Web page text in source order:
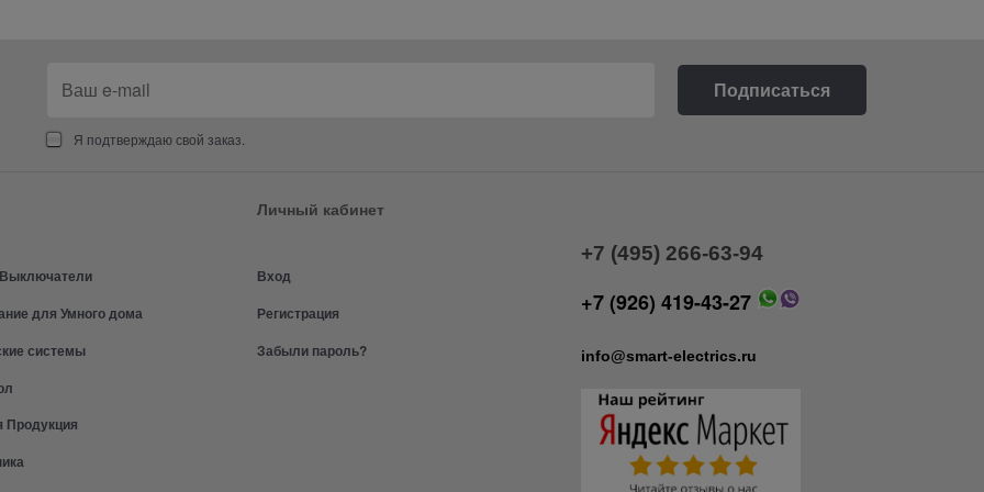
Я подтверждаю свой заказ.
Выключатели
для Умного дома
системы
Продукция
Личный кабинет
Вход
Регистрация
Забыли пароль?
+7 (495) 266-63-94
+7 (926) 419-43-27
info@smart-electrics.ru